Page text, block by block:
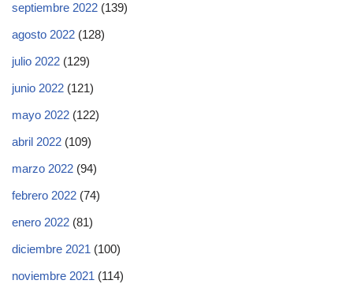
septiembre 2022 (139)
agosto 2022 (128)
julio 2022 (129)
junio 2022 (121)
mayo 2022 (122)
abril 2022 (109)
marzo 2022 (94)
febrero 2022 (74)
enero 2022 (81)
diciembre 2021 (100)
noviembre 2021 (114)